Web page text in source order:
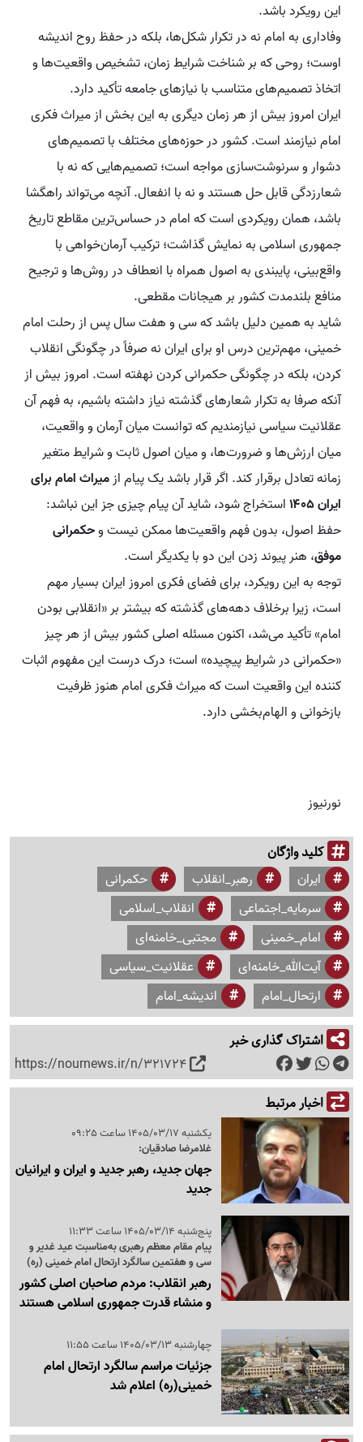
این رویکرد باشد.
وفاداری به امام نه در تکرار شکل‌ها، بلکه در حفظ روح اندیشه
اوست؛ روحی که بر شناخت شرایط زمان، تشخیص واقعیت‌ها و
اتخاذ تصمیم‌های متناسب با نیازهای جامعه تأکید دارد.
ایران امروز بیش از هر زمان دیگری به این بخش از میراث فکری
امام نیازمند است. کشور در حوزه‌های مختلف با تصمیم‌های
دشوار و سرنوشت‌سازی مواجه است؛ تصمیم‌هایی که نه با
شعارزدگی قابل حل هستند و نه با انفعال. آنچه می‌تواند راهگشا
باشد، همان رویکردی است که امام در حساس‌ترین مقاطع تاریخ
جمهوری اسلامی به نمایش گذاشت؛ ترکیب آرمان‌خواهی با
واقع‌بینی، پایبندی به اصول همراه با انعطاف در روش‌ها و ترجیح
منافع بلندمدت کشور بر هیجانات مقطعی.
شاید به همین دلیل باشد که سی و هفت سال پس از رحلت امام
خمینی، مهم‌ترین درس او برای ایران نه صرفاً در چگونگی انقلاب
کردن، بلکه در چگونگی حکمرانی کردن نهفته است. امروز بیش از
آنکه صرفا به تکرار شعارهای گذشته نیاز داشته باشیم، به فهم آن
عقلانیت سیاسی نیازمندیم که توانست میان آرمان و واقعیت،
میان ارزش‌ها و ضرورت‌ها، و میان اصول ثابت و شرایط متغیر
زمانه تعادل برقرار کند. اگر قرار باشد یک پیام ازمیراث امام برای
ایران ۱۴۰۵
استخراج شود، شاید آن پیام چیزی جز این نباشد:
حفظ اصول، بدون فهم واقعیت‌ها ممکن نیست وحکمرانی
موفق، هنر پیوند زدن این دو با یکدیگر است.
توجه به این رویکرد، برای فضای فکری امروز ایران بسیار مهم
است، زیرا برخلاف دهه‌های گذشته که بیشتر بر «انقلابی بودن
امام» تأکید می‌شد، اکنون مسئله اصلی کشور بیش از هر چیز
«حکمرانی در شرایط پیچیده» است؛ درک درست این مفهوم اثبات
کننده این واقعیت است که میراث فکری امام هنوز ظرفیت
بازخوانی و الهام‌بخشی دارد.
نورنیوز
کلید واژگان
ایران رهبر_انقلاب
حکمرانی
سرمایه_اجتماعی
انقلاب_اسلامی
امام_خمینی
مجتبی_خامنه‌ای
آیت‌الله_خامنه‌ای
عقلانیت_سیاسی
ارتحال_امام
اندیشه_امام
اشتراک گذاری خبر
https://nournews.ir/n/321724
اخبار مرتبط
یکشنبه 1405/03/17 ساعت 09:25
غلامرضا صادقیان:
جهان جدید، رهبر جدید و ایران و ایرانیان
جدید
پنج‌شنبه 1405/03/14 ساعت 11:33
پیام مقام معظم رهبری به‌مناسبت عید غدیر و
سی و هفتمین سالگرد ارتحال امام خمینی (ره)
رهبر انقلاب: مردم صاحبان اصلی کشور
و منشاء قدرت جمهوری اسلامی هستند
چهارشنبه 1405/03/13 ساعت 11:55
جزئیات مراسم سالگرد ارتحال امام
خمینی(ره) اعلام شد